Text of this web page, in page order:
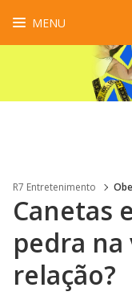
MENU
R7 Entretenimento
Canetas
pedra na
relação?